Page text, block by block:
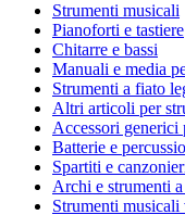
Strumenti musicali
Pianoforti e tastiere
Chitarre e bassi
Manuali e media
Strumenti a fiato
Altri articoli per
Accessori generici
Batterie e
Spartiti e
Archi e strumenti
Strumenti musicali